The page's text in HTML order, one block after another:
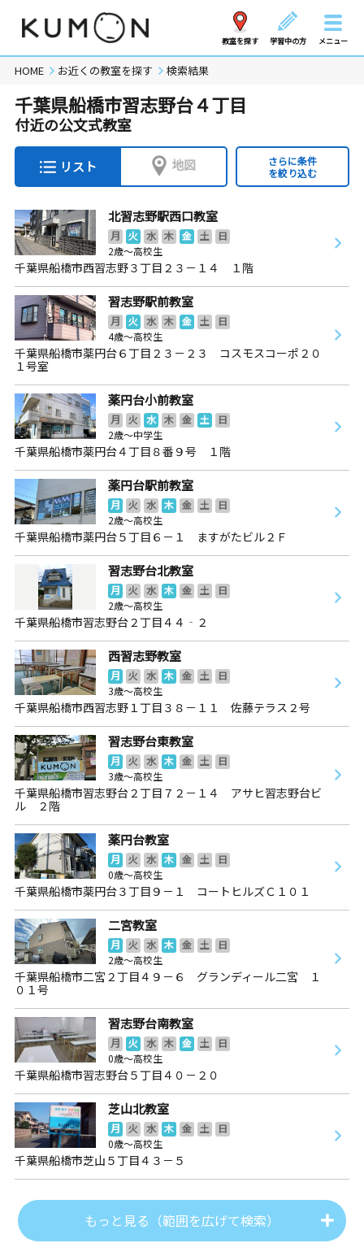
教室を探す 学習中の方 メニュー
HOME お近くの教室を探す 検索結果
千葉県船橋市習志野台４丁目
付近の公文式教室
リスト 地図
さらに条件
を絞り込む
北習志野駅西口教室
月 火 水 木 金 土
日
2歳～高校生
千葉県船橋市西習志野３丁目２３－１４ １階
習志野駅前教室
月 火 水 木 金 土
日
4歳～高校生
千葉県船橋市薬円台６丁目２３－２３ コスモスコーポ２０
１号室
薬円台小前教室
月 火 水 木 金 土
日
2歳～中学生
千葉県船橋市薬円台４丁目８番９号 １階
薬円台駅前教室
月 火 水 木 金 土
日
2歳～高校生
千葉県船橋市薬円台５丁目６－１ ますがたビル２Ｆ
習志野台北教室
月 火 水 木 金 土
日
2歳～高校生
千葉県船橋市習志野台２丁目４４‐２
西習志野教室
月 火 水 木 金 土
日
3歳～高校生
千葉県船橋市西習志野１丁目３８－１１ 佐藤テラス２号
習志野台東教室
月 火 水 木 金 土
日
3歳～高校生
千葉県船橋市習志野台２丁目７２－１４ アサヒ習志野台ビ
ル ２階
薬円台教室
月 火 水 木 金 土
日
0歳～高校生
千葉県船橋市薬円台３丁目９－１ コートヒルズＣ１０１
二宮教室
月 火 水 木 金 土
日
2歳～高校生
千葉県船橋市二宮２丁目４９－６ グランディール二宮 １
０１号
習志野台南教室
月 火 水 木 金 土
日
0歳～高校生
千葉県船橋市習志野台５丁目４０－２０
芝山北教室
月 火 水 木 金 土
日
0歳～高校生
千葉県船橋市芝山５丁目４３－５
もっと見る（範囲を広げて検索）